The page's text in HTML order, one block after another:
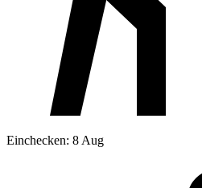
Einchecken: 8 Aug